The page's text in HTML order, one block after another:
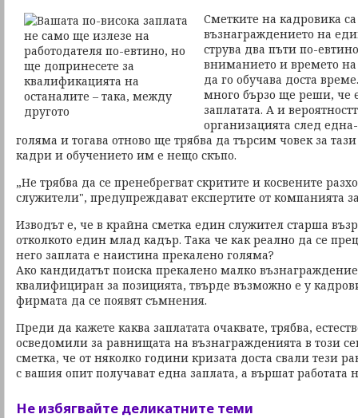
Сметките на кадровика
възнаграждението на
струва два пъти по-
вниманието и времето
да го обучава доста
много бързо ще реши, че
заплатата. А и
организацията след
голяма и тогава отново ще трябва да търсим човек за
кадри и обучението им е нещо скъпо.
„Не трябва да се пренебрегват скритите и косвените
служители", предупреждават експертите от компанията
Изводът е, че в крайна сметка един служител старша
отколкото един млад кадър. Така че как реално да се
него заплата е наистина прекалено голяма?
Ако кандидатът поиска прекалено малко
квалифициран за позицията, твърде възможно е у
фирмата да се появят съмнения.
Преди да кажете каква заплатата очаквате, трябва,
осведомили за равнищата на възнагражденията в този
сметка, че от няколко години кризата доста свали тези
с вашия опит получават една заплата, а вършат работата
Не избягвайте деликатните теми